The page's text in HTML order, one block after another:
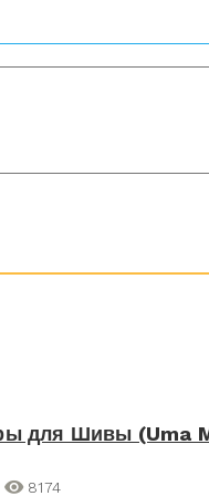
для Шивы (Uma
8174